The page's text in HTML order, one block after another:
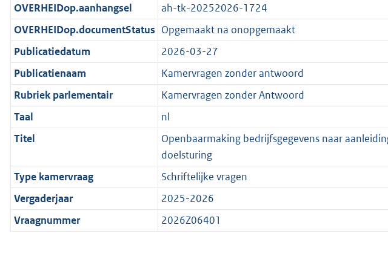
OVERHEIDop.aanhangsel
ah-tk-20252026-1724
OVERHEIDop.documentStatus Opgemaakt na onopgemaakt
Publicatiedatum
2026-03-27
Publicatienaam
Kamervragen zonder antwoord
Rubriek parlementair
Kamervragen zonder Antwoord
Taal
nl
Titel
Openbaarmaking bedrijfsgegevens naar
doelsturing
Type kamervraag
Schriftelijke vragen
Vergaderjaar
2025-2026
Vraagnummer
2026Z06401